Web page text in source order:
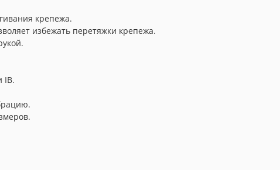
крепежа.
избежать перетяжки крепежа.
IB.